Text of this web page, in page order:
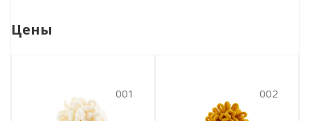
Цены
001 002